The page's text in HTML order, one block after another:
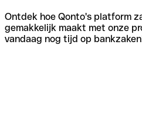
Ontdek hoe Qonto's platform
gemakkelijk maakt met onze
vandaag nog tijd op